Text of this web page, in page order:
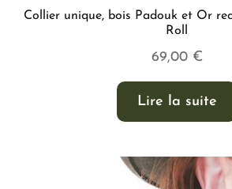
Collier unique, bois Padouk et Or
Roll
69,00 €
Lire la suite